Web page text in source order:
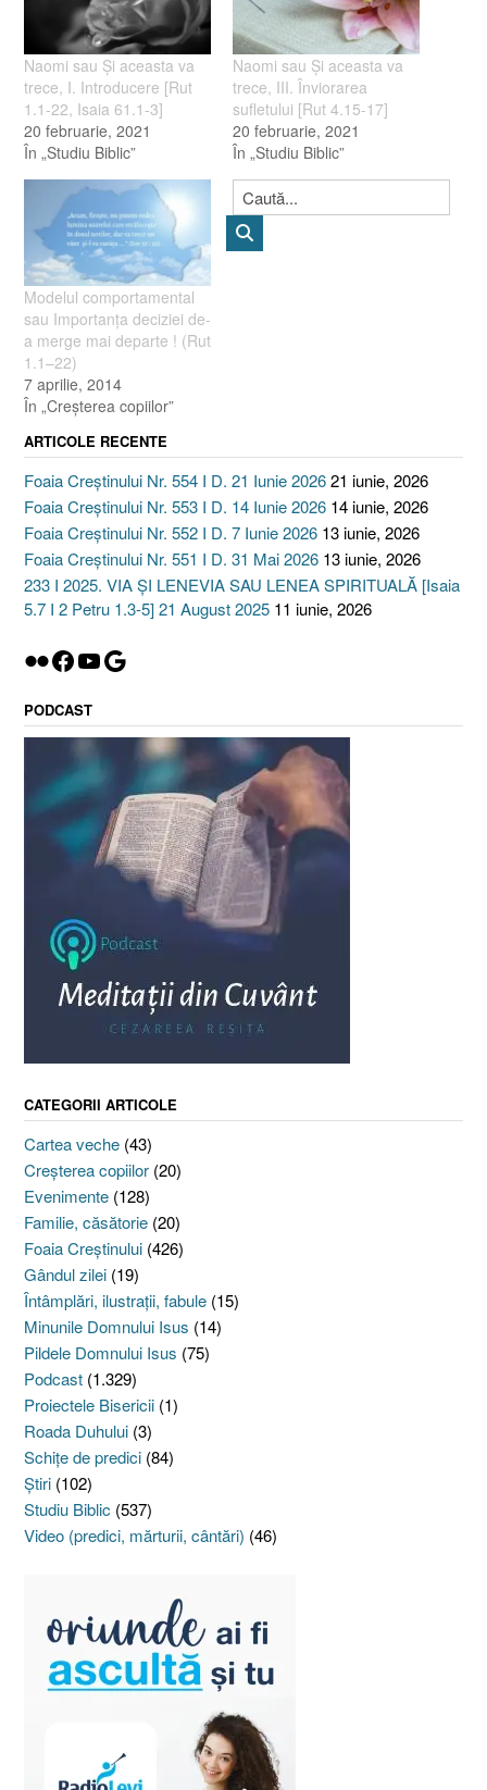
Naomi sau Şi aceasta va
trece, I. Introducere [Rut
1.1-22, Isaia 61.1-3]
20 februarie, 2021
În „Studiu Biblic”
Naomi sau Şi aceasta va
trece, III. Înviorarea
sufletului [Rut 4.15-17]
20 februarie, 2021
În „Studiu Biblic”
Modelul comportamental
sau Importanţa deciziei de-
a merge mai departe ! (Rut
1.1–22)
7 aprilie, 2014
În „Creşterea copiilor”
ARTICOLE RECENTE
Foaia Creștinului Nr. 554 I D. 21 Iunie 202621 iunie, 2026
Foaia Creștinului Nr. 553 I D. 14 Iunie 2026 14 iunie, 2026
Foaia Creștinului Nr. 552 I D. 7 Iunie 2026 13 iunie, 2026
Foaia Creștinului Nr. 551 I D. 31 Mai 2026 13 iunie, 2026
233 I 2025. VIA ȘI LENEVIA SAU LENEA SPIRITUALĂ [Isaia
5.7 I 2 Petru 1.3-5] 21 August 2025 11 iunie, 2026
Flickr
Facebook
YouTube
Google
PODCAST
CATEGORII ARTICOLE
Cartea veche (43)
Creşterea copiilor (20)
Evenimente (128)
Familie, căsătorie (20)
Foaia Creştinului (426)
Gândul zilei (19)
Întâmplări, ilustraţii, fabule (15)
Minunile Domnului Isus (14)
Pildele Domnului Isus (75)
Podcast (1.329)
Proiectele Bisericii (1)
Roada Duhului (3)
Schiţe de predici (84)
Ştiri (102)
Studiu Biblic (537)
Video (predici, mărturii, cântări) (46)